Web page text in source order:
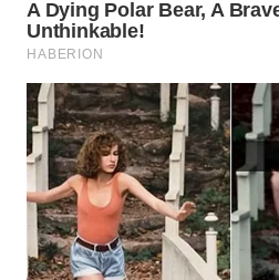
WN
TIMUR
WN
SEMARANG
WN
SOLO